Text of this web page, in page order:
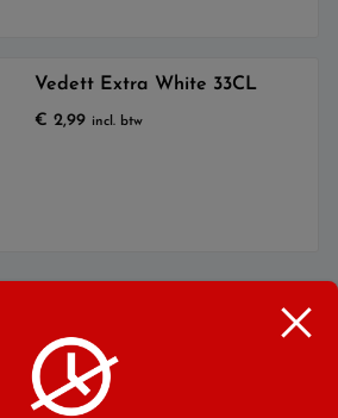
Vedett Extra White 33CL
€ 2,99 incl. btw
Mix & Aperitieven Drankjes